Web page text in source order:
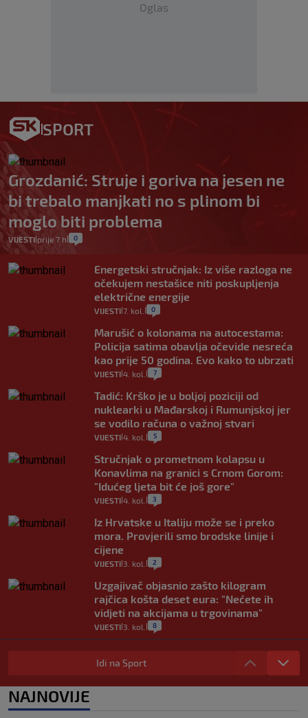
Oglas
SPORT
Grozdanić: Struje i goriva na jesen ne
bi trebalo manjkati no s plinom bi
moglo biti problema
VIJESTI prije 7 h 0
Energetski stručnjak: Iz više razloga ne
očekujem nestašice niti poskupljenja
električne energije
VIJESTI 7. kol. 0
Marušić o kolonama na autocestama:
Policija satima obavlja očevide nesreća
kao prije 50 godina. Evo kako to ubrzati
VIJESTI 4. kol. 7
Tadić: Krško je u boljoj poziciji od
nuklearki u Mađarskoj i Rumunjskoj jer
se vodilo računa o važnoj stvari
VIJESTI 4. kol. 5
Stručnjak o prometnom kolapsu u
Konavlima na granici s Crnom Gorom:
"Idućeg ljeta bit će još gore"
VIJESTI 4. kol. 3
Iz Hrvatske u Italiju može se i preko
mora. Provjerili smo brodske linije i
cijene
VIJESTI 3. kol. 2
Uzgajivač objasnio zašto kilogram
rajčica košta deset eura: "Nećete ih
vidjeti na akcijama u trgovinama"
VIJESTI 3. kol. 8
Selidba je jedno od stresnijih iskustava.
Evo aktualnih cijena i nekoliko savjeta
0
Idi na Sport
NAJNOVIJE